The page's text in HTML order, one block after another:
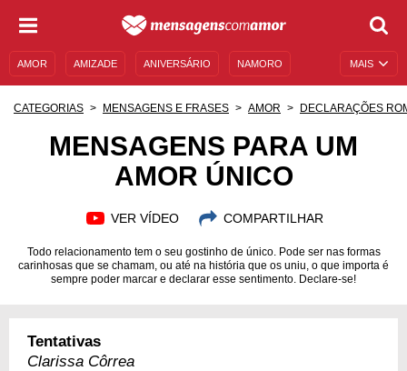
MAIS
AMOR AMIZADE ANIVERSÁRIO NAMORO
MENSAGENS E FRASES MENSAGENS DE ANIVERSÁRIO
CATEGORIAS MENSAGENS E FRASES AMOR DECLARAÇÕES
MENSAGENS PARA UM
AMOR ÚNICO
VER VÍDEO COMPARTILHAR
Todo relacionamento tem o seu gostinho de único. Pode ser nas formas
carinhosas que se chamam, ou até na história que os uniu, o que importa é
sempre poder marcar e declarar esse sentimento. Declare-se!
Tentativas
Clarissa Côrrea